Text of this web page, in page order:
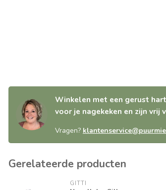
Winkelen met een gerust
voor je nagekeken en zijn vrij
Vragen?
Gerelateerde producten
GITTI